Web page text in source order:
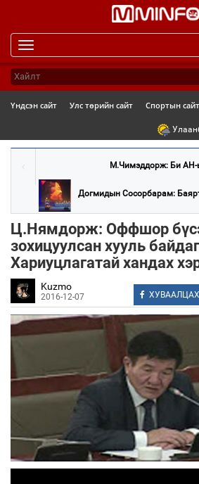
navigation
Үндсэн сайт Улс төрийн сайт Спортын сайт
М.Чимэддорж: Би АН-
Догмидын Сосорбарам:
Ц.Нямдорж: Оффшор
зохицуулсан хууль
Хариуцлагатай хандах
Kuzmo
2016-12-07 ХУВААЛЦАХ